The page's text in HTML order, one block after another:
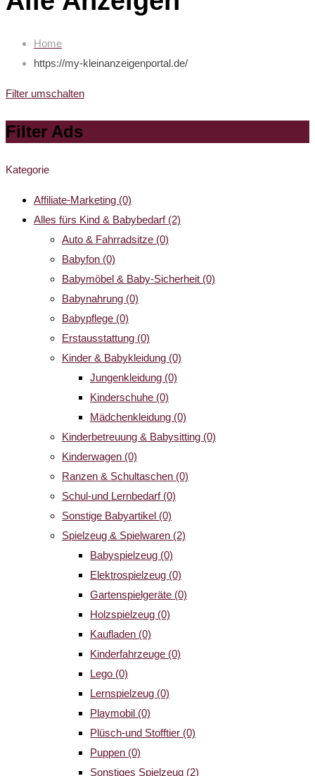
Home
https://my-kleinanzeigenportal.de/
Filter umschalten
Filter Ads
Kategorie
Affiliate-Marketing (0)
Alles fürs Kind & Babybedarf (2)
Auto & Fahrradsitze (0)
Babyfon (0)
Babymöbel & Baby-Sicherheit (0)
Babynahrung (0)
Babypflege (0)
Erstausstattung (0)
Kinder & Babykleidung (0)
Jungenkleidung (0)
Kinderschuhe (0)
Mädchenkleidung (0)
Kinderbetreuung & Babysitting (0)
Kinderwagen (0)
Ranzen & Schultaschen (0)
Schul-und Lernbedarf (0)
Sonstige Babyartikel (0)
Spielzeug & Spielwaren (2)
Babyspielzeug (0)
Elektrospielzeug (0)
Gartenspielgeräte (0)
Holzspielzeug (0)
Kaufladen (0)
Kinderfahrzeuge (0)
Lego (0)
Lernspielzeug (0)
Playmobil (0)
Plüsch-und Stofftier (0)
Puppen (0)
Sonstiges Spielzeug (2)